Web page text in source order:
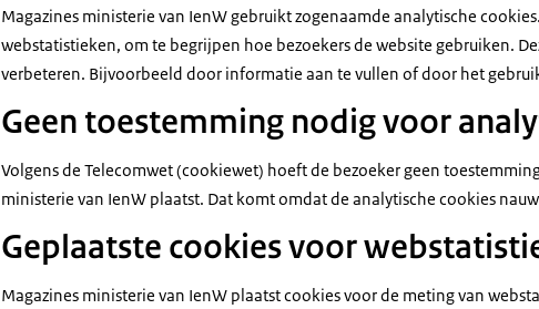
Magazines ministerie van IenW gebruikt zogenaamde analytische
webstatistieken, om te begrijpen hoe bezoekers de website gebruiken.
verbeteren. Bijvoorbeeld door informatie aan te vullen of door het
Geen toestemming nodig voor
Volgens de Telecomwet (cookiewet) hoeft de bezoeker geen
ministerie van IenW plaatst. Dat komt omdat de analytische cookies
Geplaatste cookies voor
Magazines ministerie van IenW plaatst cookies voor de meting van